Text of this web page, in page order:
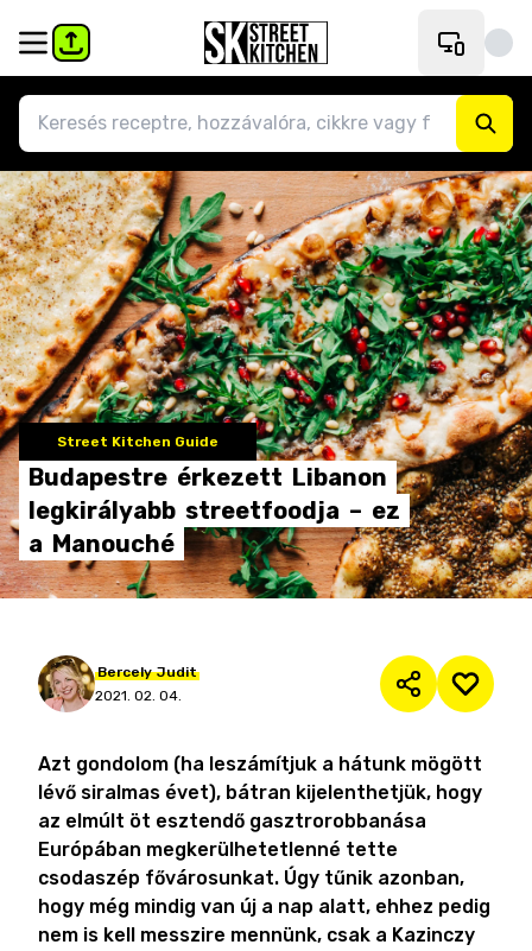
Street Kitchen Guide
Budapestre érkezett Libanon
legkirályabb streetfoodja – ez
a Manouché
Bercely Judit
2021. 02. 04.
Azt gondolom (ha leszámítjuk a hátunk mögött
lévő siralmas évet), bátran kijelenthetjük, hogy
az elmúlt öt esztendő gasztrorobbanása
Európában megkerülhetetlenné tette
csodaszép fővárosunkat. Úgy tűnik azonban,
hogy még mindig van új a nap alatt, ehhez pedig
nem is kell messzire mennünk, csak a Kazinczy